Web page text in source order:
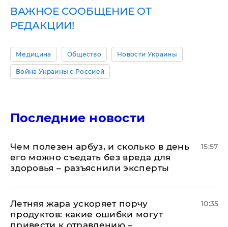
ВАЖНОЕ СООБЩЕНИЕ ОТ
РЕДАКЦИИ!
Медицина Общество Новости Украины
Война Украины с Россией
Последние новости
Чем полезен арбуз, и сколько в день
его можно съедать без вреда для
здоровья – разъяснили эксперты
15:57
Летняя жара ускоряет порчу
продуктов: какие ошибки могут
привести к отравлению –
10:35